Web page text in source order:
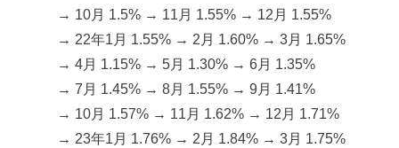
→ 10月 1.5% → 11月 1.55% → 12月 1.55%
→ 22年1月 1.55% → 2月 1.60% → 3月 1.65%
→ 4月 1.15% → 5月 1.30% → 6月 1.35%
→ 7月 1.45% → 8月 1.55% → 9月 1.41%
→ 10月 1.57% → 11月 1.62% → 12月 1.71%
→ 23年1月 1.76% → 2月 1.84% → 3月 1.75%